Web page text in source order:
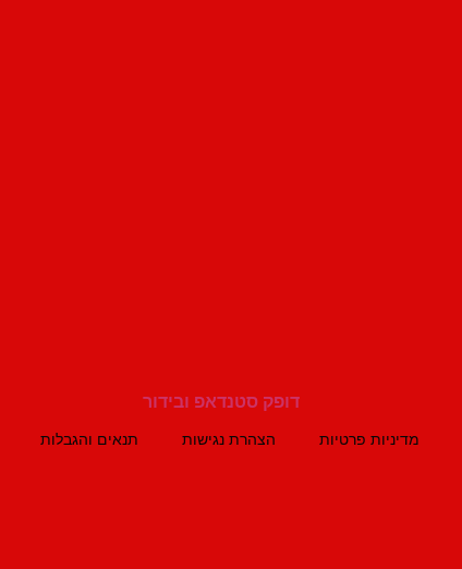
מדיניות פרטיות הצהרת נגישות תנאים והגבלות